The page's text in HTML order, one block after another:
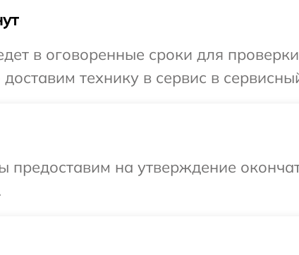
в оговоренные сроки для
технику в сервис в
предоставим на утверждение